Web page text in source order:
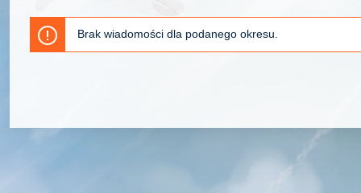
Brak wiadomości dla podanego okresu.